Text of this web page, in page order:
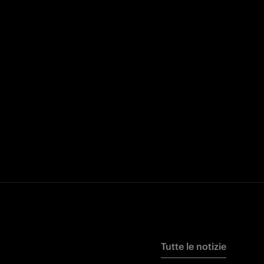
Tutte le notizie